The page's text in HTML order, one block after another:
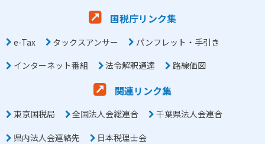
国税庁リンク集
e-Tax タックスアンサー
パンフレット・手引き
インターネット番組
法令解釈通達 路線価図
関連リンク集
東京国税局 全国法人会総連合
千葉県法人会連合
県内法人会連絡先
日本税理士会